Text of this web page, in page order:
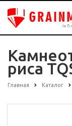
риса
Главная Каталог